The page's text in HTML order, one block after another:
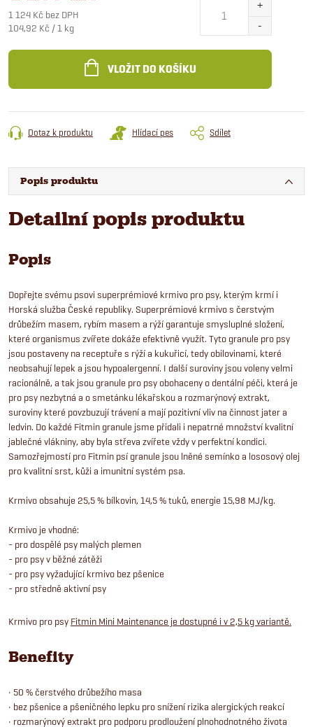
1 124 Kč bez DPH
Měrná
104,92 Kč / 1 kg
VLOŽIT DO KOŠÍKU
Dotaz k produktu Hlídací pes Sdílet
Popis produktu
Detailní popis produktu
Popis
Dopřejte svému psovi superprémiové krmivo pro psy, kterým krmí i
Horská služba České republiky. Superprémiové krmivo s čerstvým
drůbežím masem, rybím masem a rýží garantuje smysluplné složení,
které organismus zvířete dokáže efektivně využít. Tyto granule pro psy
jsou postaveny na receptuře s rýží a kukuřicí, tedy obilovinami, které
neobsahují lepek a jsou hypoalergenní. I další suroviny jsou voleny velmi
racionálně, a tak jsou granule pro psy obohaceny o dentální péči, která je
pro psy nezbytná a o smetánku lékařskou a rozmarýnový extrakt,
suroviny které povzbuzují trávení a mají pozitivní vliv na činnost jater a
ledvin. Do každé Fitmin granule jsme přidali i nepatrné množství kvalitní
jablečné vlákniny, aby byla střeva zvířete vždy v perfektní kondici.
Samozřejmostí pro Fitmin psí granule jsou lněné semínko a lososový olej
pro kvalitní srst, kůži a imunitní systém psa.
Krmivo obsahuje 25,5 % bílkovin, 14,5 % tuků, energie 15,98 MJ/kg.
Krmivo je vhodné:
- pro dospělé psy malých plemen
- pro psy v běžné zátěži
- pro psy vyžadující krmivo bez pšenice
- pro středně aktivní psy
Krmivo pro psy Fitmin Mini Maintenance je dostupné i v 2,5 kg variantě.
Benefity
• 50 % čerstvého drůbežího masa
• bez pšenice a pšeničného lepku pro snížení rizika alergických reakcí
• rozmarýnový extrakt pro podporu prodloužení plnohodnotného života